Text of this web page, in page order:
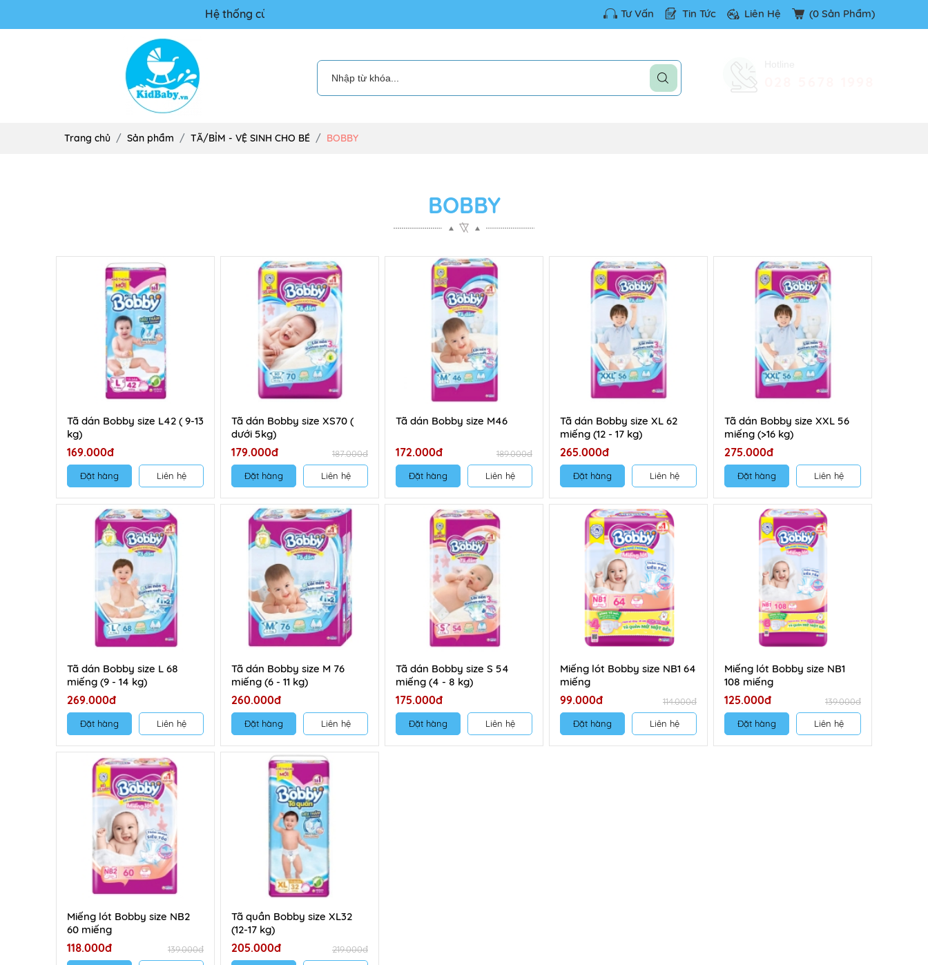
Hệ thống cửa hàng mẹ và bé Kidbaby.vn Tư Vấn Tin Tức Liên Hệ (0 Sản Phẩm)
Trang chủ Sản phẩm TÃ/BỈM - VỆ SINH CHO BÉ BOBBY
BOBBY
Tã dán Bobby size L42 ( 9-13
kg)
169.000đ
Đặt hàng Liên hệ
Tã dán Bobby size XS70 (
dưới 5kg)
179.000đ
187.000đ
Đặt hàng
Liên hệ
Tã dán Bobby size M46
172.000đ
189.000đ
Đặt hàng
Liên hệ
Tã dán Bobby size XL 62
miếng (12 - 17 kg)
265.000đ
Đặt hàng Liên hệ
Tã dán Bobby size XXL 56
miếng (>16 kg)
275.000đ
Đặt hàng Liên hệ
Tã dán Bobby size L 68
miếng (9 - 14 kg)
269.000đ
Đặt hàng Liên hệ
Tã dán Bobby size M 76
miếng (6 - 11 kg)
260.000đ
Đặt hàng Liên hệ
Tã dán Bobby size S 54
miếng (4 - 8 kg)
175.000đ
Đặt hàng Liên hệ
Miếng lót Bobby size NB1 64
miếng
99.000đ
114.000đ
Đặt hàng
Liên hệ
Miếng lót Bobby size NB1
108 miếng
125.000đ
139.000đ
Đặt hàng
Liên hệ
Miếng lót Bobby size NB2
60 miếng
118.000đ
139.000đ
Tã quần Bobby size XL32
(12-17 kg)
205.000đ
219.000đ